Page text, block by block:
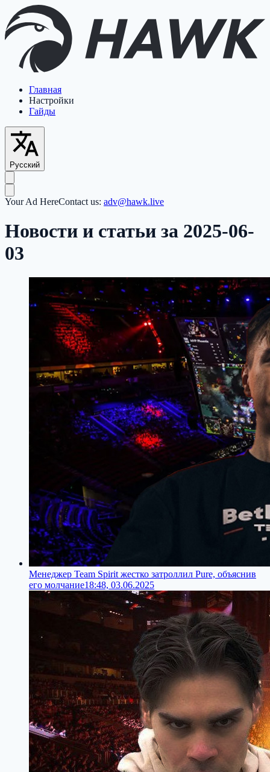
Главная
Настройки
Гайды
Русский
Your Ad HereContact us: adv@hawk.live
Новости и статьи за 2025-06-
03
Менеджер Team Spirit жестко затроллил Pure, объяснив
его молчание18:48, 03.06.2025